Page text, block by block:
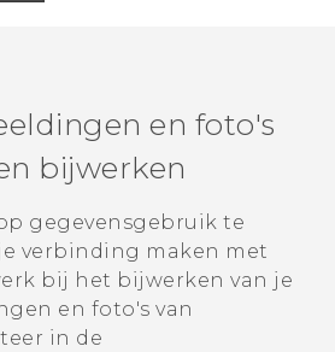
en foto's
bijwerken
gegevensgebruik te
verbinding maken met
bij het bijwerken van je
en foto's van
in de